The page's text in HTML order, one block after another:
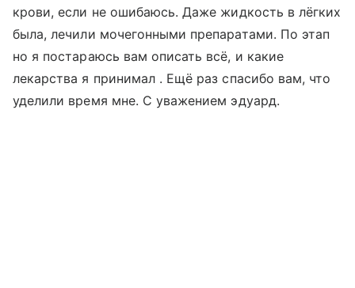
крови, если не ошибаюсь. Даже жидкость в лёгких
была, лечили мочегонными препаратами. По этап
но я постараюсь вам описать всё, и какие
лекарства я принимал . Ещё раз спасибо вам, что
уделили время мне. С уважением эдуард.